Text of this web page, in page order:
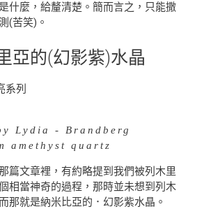
什麼，給釐清楚。簡而言之，只能撒
(苦笑)。
亞的(幻影紫)水晶
系列
Lydia - Brandberg
amethyst quartz
篇文章裡，有約略提到我們被列木里
相當神奇的過程，那時並未想到列木
那就是納米比亞的．幻影紫水晶。